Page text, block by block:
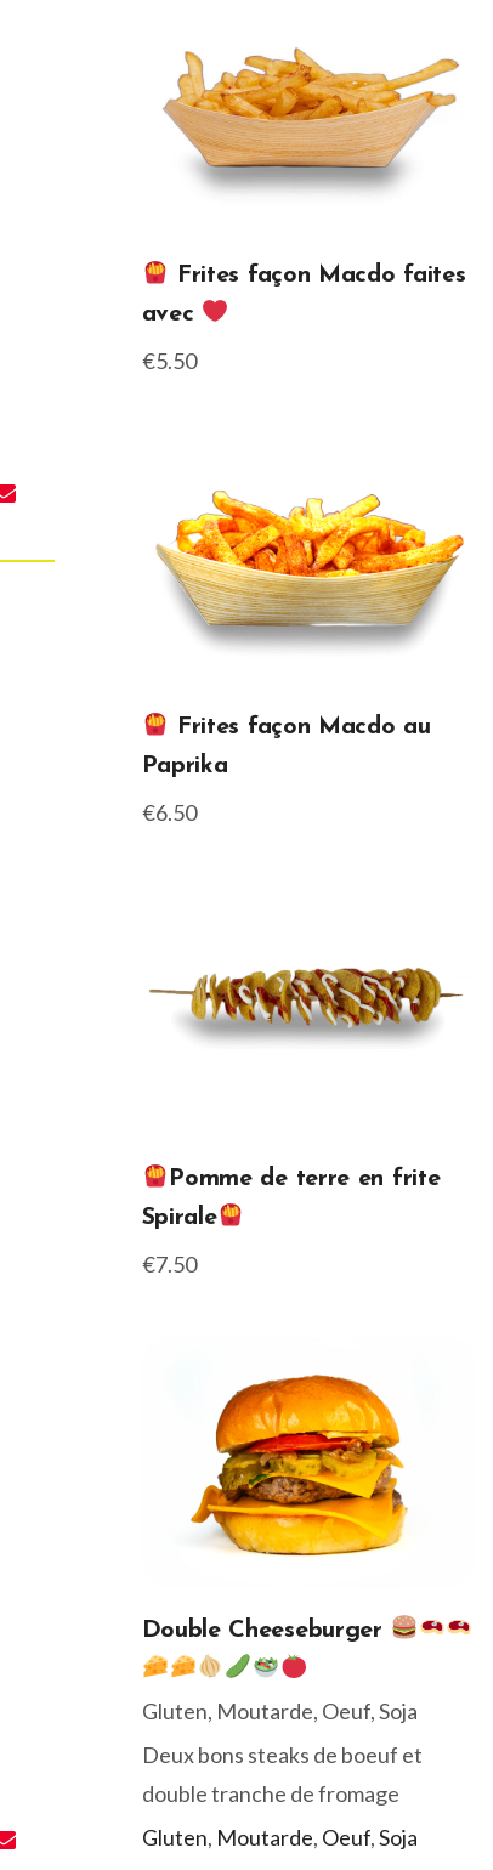
Frites façon Macdo faites
avec
€5.50
Frites façon Macdo au
Paprika
€6.50
Pomme de terre en frite
Spirale
€7.50
Double Cheeseburger
Gluten, Moutarde, Oeuf, Soja
Deux bons steaks de boeuf et
double tranche de fromage
Gluten, Moutarde, Oeuf,Soja